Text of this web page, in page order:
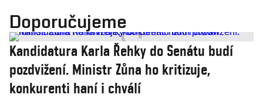
Doporučujeme
Kandidatura Karla Řehky do Senátu budí
pozdvižení. Ministr Zůna ho kritizuje,
konkurenti haní i chválí